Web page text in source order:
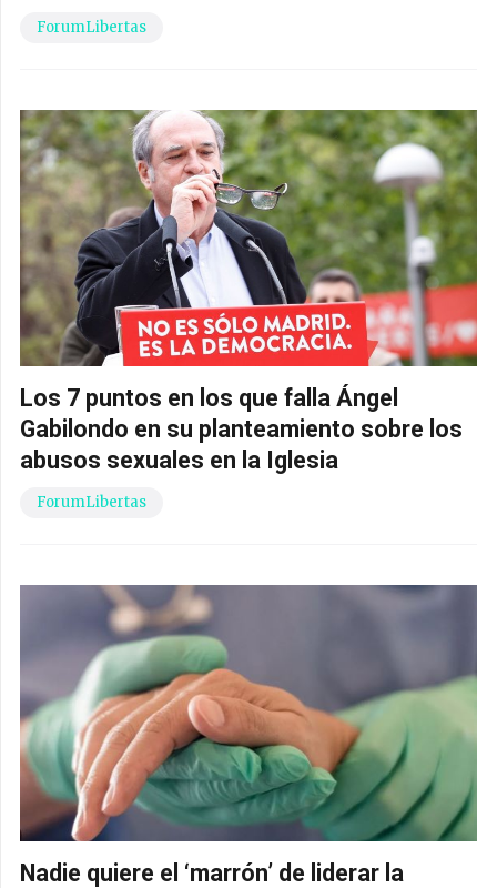
ForumLibertas
Los 7 puntos en los que falla Ángel
Gabilondo en su planteamiento sobre los
abusos sexuales en la Iglesia
ForumLibertas
Nadie quiere el ‘marrón’ de liderar la